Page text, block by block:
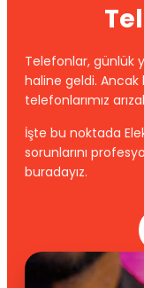
Telefonlar, günlük
haline geldi.
telefonlarımız
İşte bu noktada
sorunlarını
buradayız.